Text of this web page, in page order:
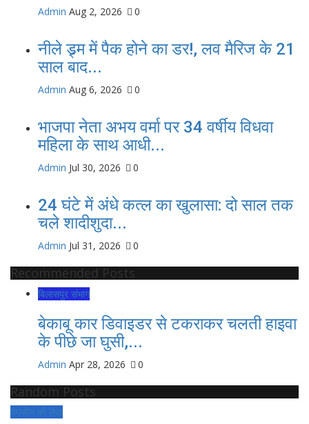
Admin Aug 2, 2026 0
नीले ड्र्म में पैक होने का डर!, लव मैरिज के 21
साल बाद...
Admin Aug 6, 2026 0
भाजपा नेता अभय वर्मा पर 34 वर्षीय विधवा
महिला के साथ आधी...
Admin Jul 30, 2026 0
24 घंटे में अंधे कत्ल का खुलासा: दो साल तक
चले शादीशुदा...
Admin Jul 31, 2026 0
Recommended Posts
बिलासपुर संभाग
बेकाबू कार डिवाइडर से टकराकर चलती हाइवा
के पीछे जा घुसी,...
Admin Apr 28, 2026 0
Random Posts